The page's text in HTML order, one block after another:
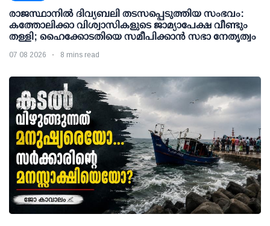
രാജസ്ഥാനിൽ ദിവ്യബലി തടസപ്പെടുത്തിയ സംഭവം:
കത്തോലിക്കാ വിശ്വാസികളുടെ ജാമ്യാപേക്ഷ വീണ്ടും
തള്ളി; ഹൈക്കോടതിയെ സമീപിക്കാൻ സഭാ നേതൃത്വം
07 08 2026 8 mins read